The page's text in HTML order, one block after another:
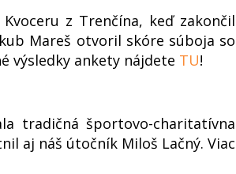
z Trenčína, keď zakončil
Mareš otvoril skóre súboja so
výsledky ankety nájdete TU!
tradičná športovo-charitatívna
aj náš útočník Miloš Lačný. Viac